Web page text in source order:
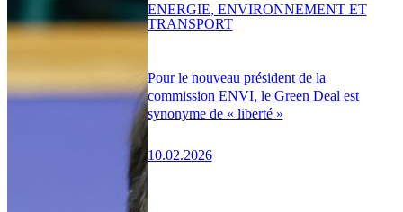
Pour le nouveau président de la
commission ENVI, le Green Deal est
synonyme de « liberté »
10.02.2026
ENERGIE, ENVIRONNEMENT ET
TRANSPORT